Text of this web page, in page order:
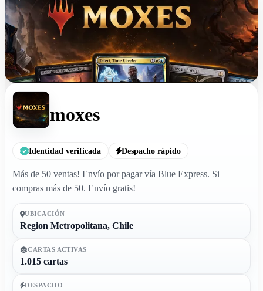
moxes
Identidad verificada Despacho rápido
Más de 50 ventas! Envío por pagar vía Blue Express. Si
compras más de 50. Envío gratis!
UBICACIÓN
Region Metropolitana, Chile
CARTAS ACTIVAS
1.015 cartas
DESPACHO